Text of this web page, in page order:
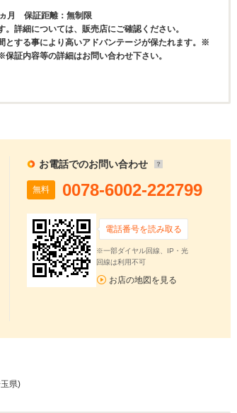
月 保証距離：無制限
詳細については、販売店にご確認ください。
とする事により高いアドバンテージが保たれます。※
証内容等の詳細はお問い合わせ下さい。
お電話でのお問い合わせ
無料 0078-6002-222799
電話番号を読み取る
※一部ダイヤル回線、IP・光
回線は利用不可
お店の地図を見る
県)